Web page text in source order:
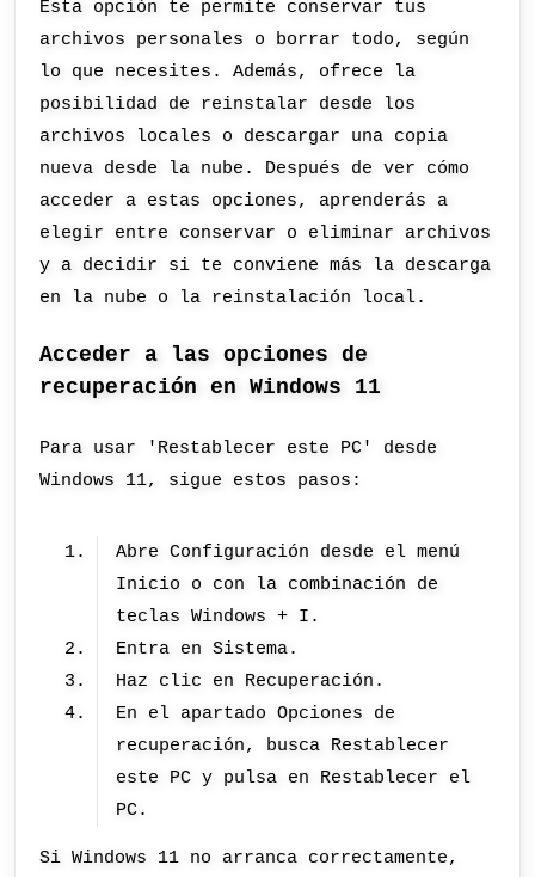
Esta opción te permite conservar tus
archivos personales o borrar todo, según
lo que necesites. Además, ofrece la
posibilidad de reinstalar desde los
archivos locales o descargar una copia
nueva desde la nube. Después de ver cómo
acceder a estas opciones, aprenderás a
elegir entre conservar o eliminar archivos
y a decidir si te conviene más la descarga
en la nube o la reinstalación local.
Acceder a las opciones de
recuperación en Windows 11
Para usar 'Restablecer este PC' desde
Windows 11, sigue estos pasos:
Abre Configuración desde el menú
Inicio o con la combinación de
teclas Windows + I.
Entra en Sistema.
Haz clic en Recuperación.
En el apartado Opciones de
recuperación, busca Restablecer
este PC y pulsa en Restablecer el
PC.
Si Windows 11 no arranca correctamente,